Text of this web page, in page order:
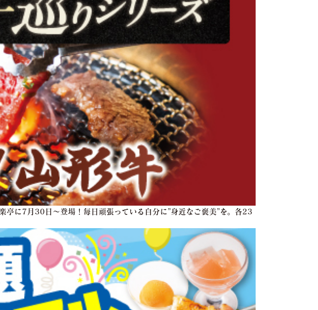
亭に7月30日～登場！毎日頑張っている自分に”身近なご褒美”を。各23